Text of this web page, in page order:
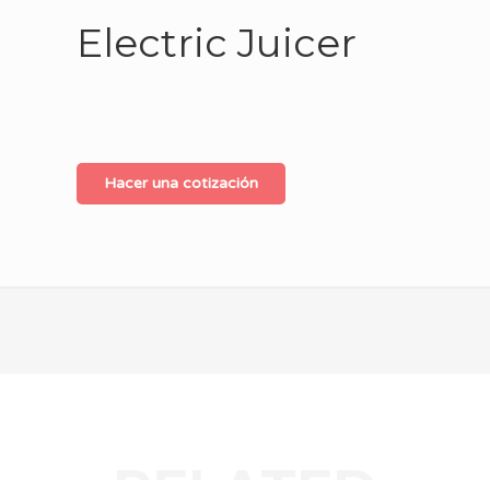
Electric Juicer
Hacer una cotización